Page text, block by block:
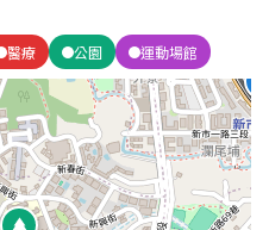
5房以上
5 年以下
醫療 公園 運動場館